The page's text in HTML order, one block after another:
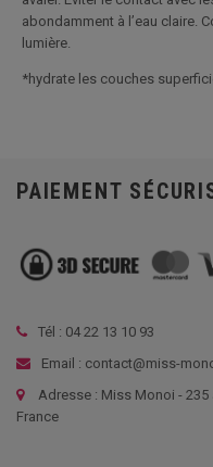
abondamment à l’eau claire.
lumière.
*hydrate les couches
PAIEMENT
Tél : 04 22 13 10 93
Email : contact@miss-
Adresse : Miss Monoi - 235
France